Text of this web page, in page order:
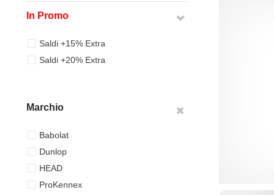
In Promo
Saldi +15% Extra
Saldi +20% Extra
Marchio
Babolat
Dunlop
HEAD
ProKennex